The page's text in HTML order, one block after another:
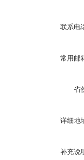
联系电
常用邮
省
详细地
补充说